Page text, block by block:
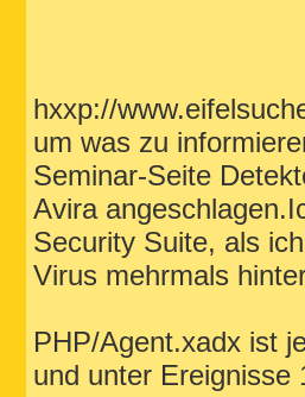
hxxp://
um was zu
Seminar-Seite
Avira
Security Suite, als
Virus mehrmals
PHP/Agent.xadx ist
und unter Ereignisse